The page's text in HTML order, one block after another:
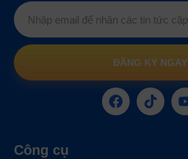
ĐĂNG KÝ NGAY
Công cụ